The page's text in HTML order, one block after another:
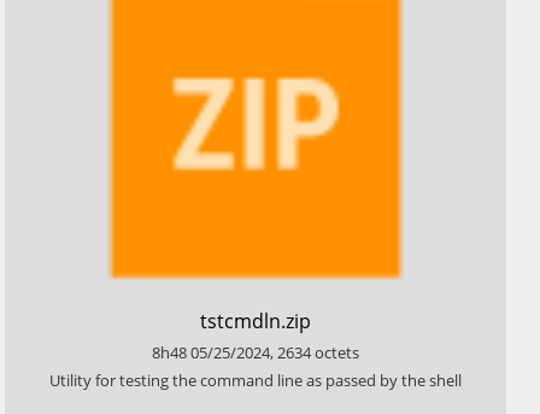
​tstcmdln.zip
8h4805/25/2024,2634octets
​Utility for testing the command line as passed by the shell